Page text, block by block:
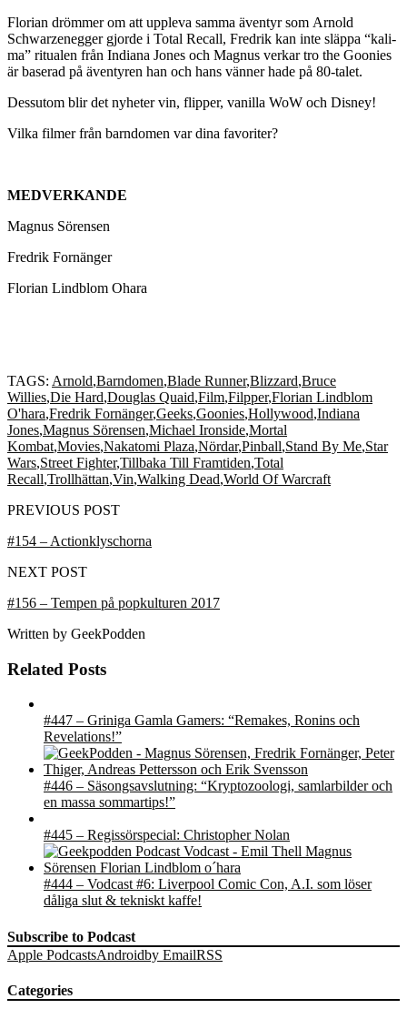
Florian drömmer om att uppleva samma äventyr som Arnold
Schwarzenegger gjorde i Total Recall, Fredrik kan inte släppa “kali-
ma” ritualen från Indiana Jones och Magnus verkar tro the Goonies
är baserad på äventyren han och hans vänner hade på 80-talet.
Dessutom blir det nyheter vin, flipper, vanilla WoW och Disney!
Vilka filmer från barndomen var dina favoriter?
MEDVERKANDE
Magnus Sörensen
Fredrik Fornänger
Florian Lindblom Ohara
TAGS: Arnold,Barndomen,Blade Runner,Blizzard,Bruce
Willies,Die Hard,Douglas Quaid,Film,Filpper,Florian Lindblom
O'hara,Fredrik Fornänger,Geeks,Goonies,Hollywood,Indiana
Jones,Magnus Sörensen,Michael Ironside,Mortal
Kombat,Movies,Nakatomi Plaza,Nördar,Pinball,Stand By Me,Star
Wars,Street Fighter,Tillbaka Till Framtiden,Total
Recall,Trollhättan,Vin,Walking Dead,World Of Warcraft
PREVIOUS POST
#154 – Actionklyschorna
NEXT POST
#156 – Tempen på popkulturen 2017
Written by GeekPodden
Related Posts
#447 – Griniga Gamla Gamers: “Remakes, Ronins och
Revelations!”
#446 – Säsongsavslutning: “Kryptozoologi, samlarbilder och
en massa sommartips!”
#445 – Regissörspecial: Christopher Nolan
#444 – Vodcast #6: Liverpool Comic Con, A.I. som löser
dåliga slut & tekniskt kaffe!
Subscribe to Podcast
Apple PodcastsAndroidby EmailRSS
Categories